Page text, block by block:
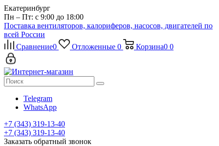
Екатеринбург
Пн – Пт: с 9:00 до 18:00
Поставка вентиляторов, калориферов, насосов, двигателей по
всей России
Сравнение0 Отложенные 0 Корзина0 0
Telegram
WhatsApp
+7 (343) 319-13-40
+7 (343) 319-13-40
Заказать обратный звонок